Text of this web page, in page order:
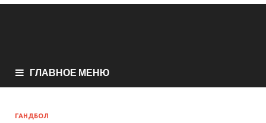
ГЛАВНОЕ МЕНЮ
ГАНДБОЛ